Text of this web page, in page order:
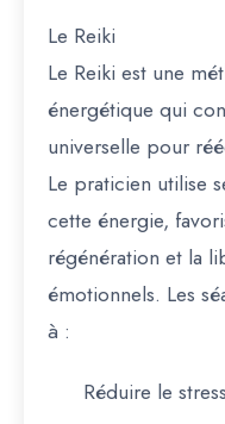
Le Reiki
Le Reiki est une
énergétique qui
universelle pour
Le praticien utilise
cette énergie,
régénération et la
émotionnels. Les
à :
Réduire le